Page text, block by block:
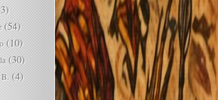
(54)
(10)
(30)
(4)